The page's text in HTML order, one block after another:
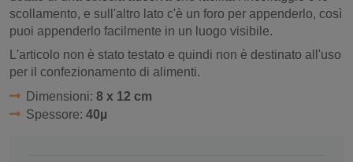
scollamento, e sull'altro lato c'è un foro per appenderlo, così
puoi appenderlo facilmente in un luogo visibile.
L'articolo non è stato testato e quindi non è destinato all'uso
per il confezionamento di alimenti.
Dimensioni: 8 x 12 cm
Spessore: 40µ